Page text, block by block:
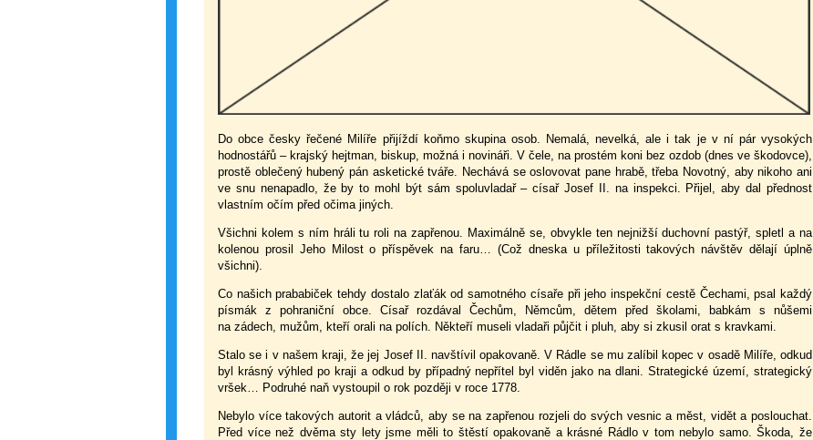
Do obce česky řečené Milíře přijíždí koňmo skupina osob. Nemalá, nevelká, ale i tak je v ní pár vysokých
hodnostářů – krajský hejtman, biskup, možná i novináři. V čele, na prostém koni bez ozdob (dnes ve škodovce),
prostě oblečený hubený pán asketické tváře. Nechává se oslovovat pane hrabě, třeba Novotný, aby nikoho ani
ve snu nenapadlo, že by to mohl být sám spoluvladař – císař Josef II. na inspekci. Přijel, aby dal přednost
vlastním očím před očima jiných.
Všichni kolem s ním hráli tu roli na zapřenou. Maximálně se, obvykle ten nejnižší duchovní pastýř, spletl a na
kolenou prosil Jeho Milost o příspěvek na faru… (Což dneska u příležitosti takových návštěv dělají úplně
všichni).
Co našich prababiček tehdy dostalo zlaťák od samotného císaře při jeho inspekční cestě Čechami, psal každý
písmák z pohraniční obce. Císař rozdával Čechům, Němcům, dětem před školami, babkám s nůšemi
na zádech, mužům, kteří orali na polích. Někteří museli vladaři půjčit i pluh, aby si zkusil orat s kravkami.
Stalo se i v našem kraji, že jej Josef II. navštívil opakovaně. V Rádle se mu zalíbil kopec v osadě Milíře, odkud
byl krásný výhled po kraji a odkud by případný nepřítel byl viděn jako na dlani. Strategické území, strategický
vršek… Podruhé naň vystoupil o rok později v roce 1778.
Nebylo více takových autorit a vládců, aby se na zapřenou rozjeli do svých vesnic a měst, vidět a poslouchat.
Před více než dvěma sty lety jsme měli to štěstí opakovaně a krásné Rádlo v tom nebylo samo. Škoda, že